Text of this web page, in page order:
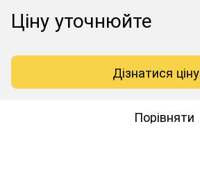
Ціну уточнюйте
Дізнатися ціну
Порівняти